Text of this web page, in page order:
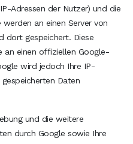
Adressen der Nutzer) und die
an einen Server von
dort gespeichert. Diese
an einen offiziellen Google-
wird jedoch Ihre IP-
Daten
und die weitere
durch Google sowie Ihre